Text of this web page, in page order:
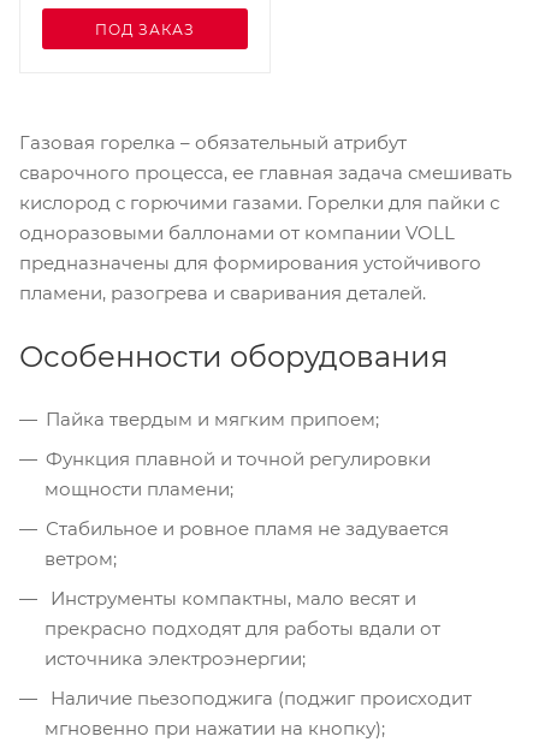
ПОД ЗАКАЗ
Газовая горелка – обязательный атрибут
сварочного процесса, ее главная задача смешивать
кислород с горючими газами. Горелки для пайки с
одноразовыми баллонами от компании VOLL
предназначены для формирования устойчивого
пламени, разогрева и сваривания деталей.
Особенности оборудования
Пайка твердым и мягким припоем;
Функция плавной и точной регулировки
мощности пламени;
Стабильное и ровное пламя не задувается
ветром;
Инструменты компактны, мало весят и
прекрасно подходят для работы вдали от
источника электроэнергии;
Наличие пьезоподжига (поджиг происходит
мгновенно при нажатии на кнопку);